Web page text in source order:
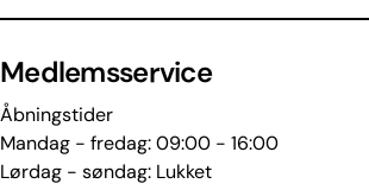
Medlemsservice
Åbningstider
Mandag - fredag: 09:00 - 16:00
Lørdag - søndag: Lukket